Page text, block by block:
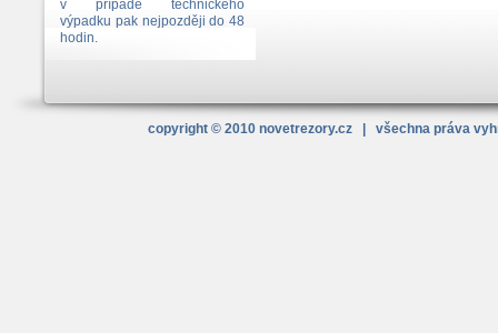
v případě technického
výpadku pak nejpozději do 48
hodin.
copyright © 2010 novetrezory.cz | všechna práva